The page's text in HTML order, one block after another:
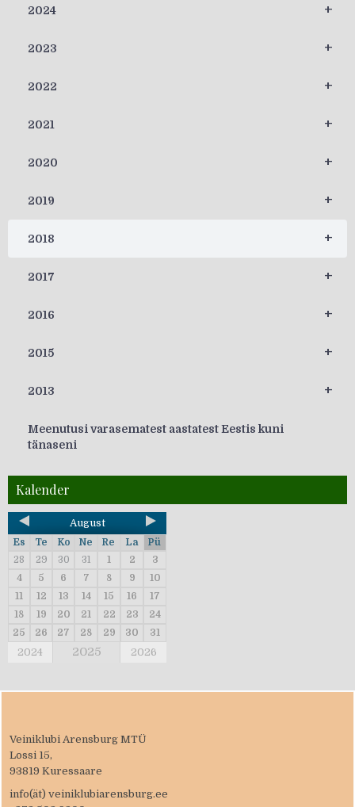
+
2024
+
2023
+
2022
+
2021
+
2020
+
2019
+
2018
+
2017
+
2016
+
2015
+
2013
Meenutusi varasematest aastatest Eestis kuni
tänaseni
Kalender
August
Es Te Ko Ne Re La
Pü
28
29 30 31 1 2
3
4
5 6 7 8 9
10
11
12 13 14 15 16
17
18
19 20 21 22 23
24
25
26 27 28 29 30 31
2024 2025 2026
Veiniklubi Arensburg MTÜ
Lossi 15,
93819 Kuressaare
info(ät) veiniklubiarensburg.ee